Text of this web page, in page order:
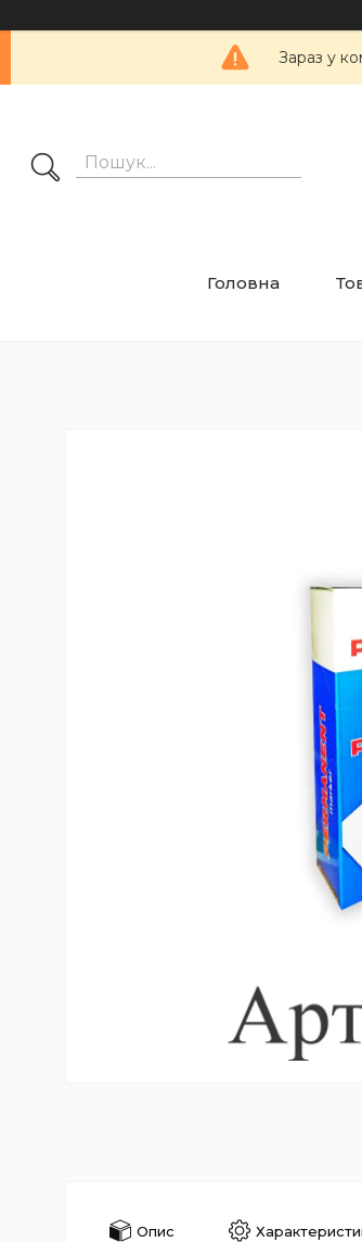
Зараз у
Головна
Опис